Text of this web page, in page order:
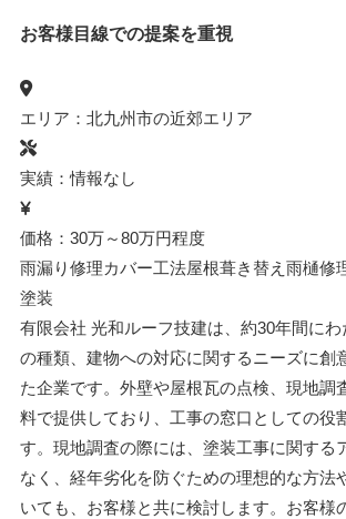
お客様目線での提案を重視
エリア：北九州市の近郊エリア
実績：情報なし
価格：30万～80万円程度
雨漏り修理カバー工法屋根葺き替え 雨樋修
塗装
有限会社 光和ルーフ技建は、約30年間に
の種類、建物への対応に関するニーズに創
た企業です。外壁や屋根瓦の点検、現地調
料で提供しており、工事の窓口としての役
す。現地調査の際には、塗装工事に関する
なく、経年劣化を防ぐための理想的な方法
いても、お客様と共に検討します。お客様